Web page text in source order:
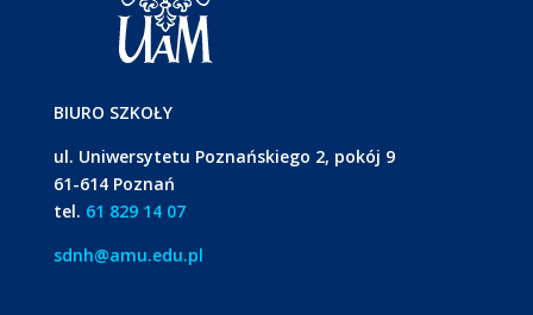
BIURO SZKOŁY
ul. Uniwersytetu Poznańskiego 2, pokój 9
61-614 Poznań
tel. 61 829 14 07
sdnh@amu.edu.pl